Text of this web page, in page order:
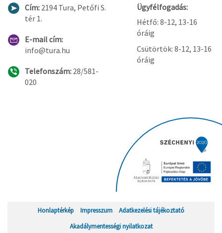
Cím: 2194 Tura, Petőfi S.
tér 1.
E-mail cím:
info@tura.hu
Telefonszám: 28/581-
020
Ügyfélfogadás:
Hétfő: 8-12, 13-16
óráig
Csütörtök: 8-12, 13-16
óráig
Honlaptérkép Impresszum
Adatkezelési tájékoztató
Akadálymentességi nyilatkozat